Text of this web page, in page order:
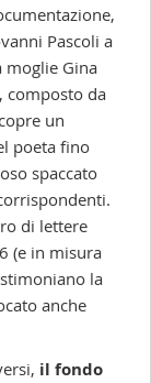
Pascoli a
moglie Gina
composto da
un
poeta fino
spaccato
di lettere
(e in misura
la
anche
il fondo